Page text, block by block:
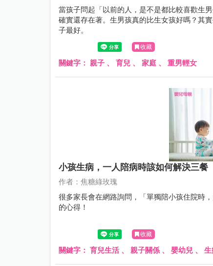
當孩子問起「以前的人，是不是都比較喜歡生
確實還存在著。生男孩真的比生女孩好嗎？其
子最好。
收藏
關鍵字： 親子 、 育兒 、 家庭 、 重男輕女
小孩生病，一人陪病時該如何解決三餐
作者：焦糖綠玫瑰
很多家長會在網路詢問，「單獨陪小孩住院時
的心得！
收藏
關鍵字： 育兒生活、 親子關係 、 嬰幼兒 、 生